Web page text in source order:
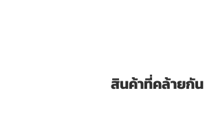
สินค้าที่คล้ายกัน